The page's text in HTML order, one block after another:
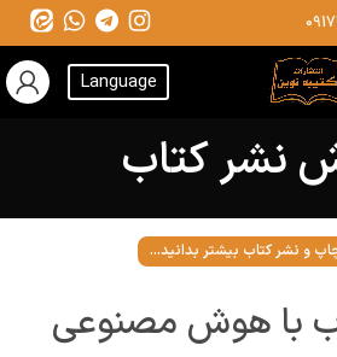
Language
نشر کتاب
و نشر کتاب بیشتر بدانید...
با هوش مصنوعی